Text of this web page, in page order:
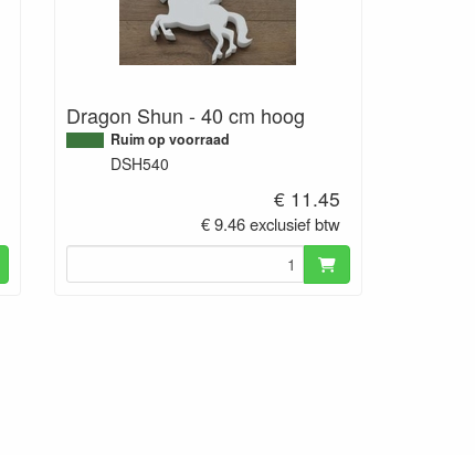
Dragon Shun - 40 cm hoog
Ruim op voorraad
DSH540
€ 11.45
€ 9.46 exclusief btw